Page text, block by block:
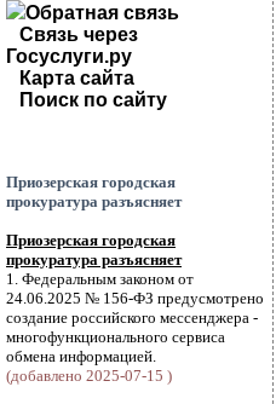
Обратная связь
Связь через
Госуслуги.ру
Карта сайта
Поиск по сайту
Приозерская городская
прокуратура разъясняет
Приозерская городская
прокуратура разъясняет
1. Федеральным законом от
24.06.2025 № 156-ФЗ предусмотрено
создание российского мессенджера -
многофункционального сервиса
обмена информацией.
(добавлено 2025-07-15 )